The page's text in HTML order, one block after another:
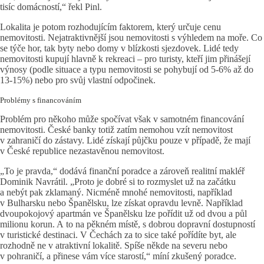
tisíc domácností,“ řekl Pinl.
Lokalita je potom rozhodujícím faktorem, který určuje cenu
nemovitosti. Nejatraktivnější jsou nemovitosti s výhledem na moře. Co
se týče hor, tak byty nebo domy v blízkosti sjezdovek. Lidé tedy
nemovitosti kupují hlavně k rekreaci – pro turisty, kteří jim přinášejí
výnosy (podle situace a typu nemovitosti se pohybují od 5-6% až do
13-15%) nebo pro svůj vlastní odpočinek.
Problémy s financováním
Problém pro někoho může spočívat však v samotném financování
nemovitosti. České banky totiž zatím nemohou vzít nemovitost
v zahraničí do zástavy. Lidé získají půjčku pouze v případě, že mají
v České republice nezastavěnou nemovitost.
„To je pravda,“ dodává finanční poradce a zároveň realitní makléř
Dominik Navrátil. „Proto je dobré si to rozmyslet už na začátku
a nebýt pak zklamaný. Nicméně mnohé nemovitosti, například
v Bulharsku nebo Španělsku, lze získat opravdu levně. Například
dvoupokojový apartmán ve Španělsku lze pořídit už od dvou a půl
milionu korun. A to na pěkném místě, s dobrou dopravní dostupností
v turistické destinaci. V Čechách za to sice také pořídíte byt, ale
rozhodně ne v atraktivní lokalitě. Spíše někde na severu nebo
v pohraničí, a přinese vám více starostí,“ míní zkušený poradce.